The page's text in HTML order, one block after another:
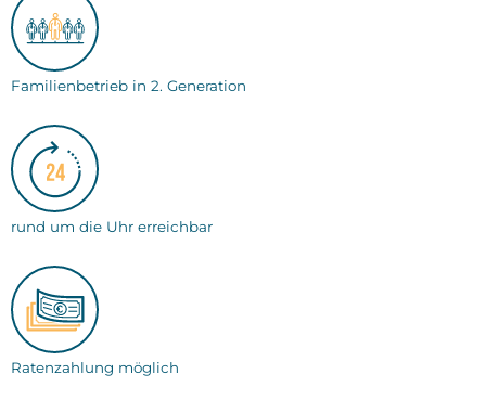
Familienbetrieb in 2. Generation
rund um die Uhr erreichbar
Ratenzahlung möglich